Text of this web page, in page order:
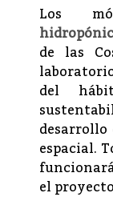
Los
de las
del
espacial.
el